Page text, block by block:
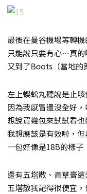
最後在曼谷機場等轉
只能說只要有心…真的
又到了Boots（當地的
左上蜈蚣丸聽說是止
因為我感冒還沒全好
想說買幾包來試試看也
我想應該是有效啦，但
一包好像是18B的樣子
還有五塔散、青草膏
五塔散我記得很便宜